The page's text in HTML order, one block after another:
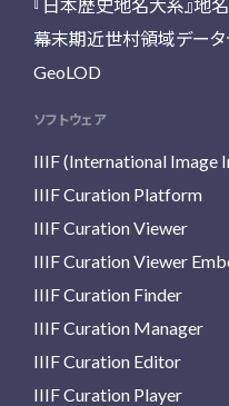
『日本歴史地名大系』地
幕末期近世村領域データ
GeoLOD
ソフトウェア
IIIF (International Image
IIIF Curation Platform
IIIF Curation Viewer
IIIF Curation Viewer
IIIF Curation Finder
IIIF Curation Manager
IIIF Curation Editor
IIIF Curation Player